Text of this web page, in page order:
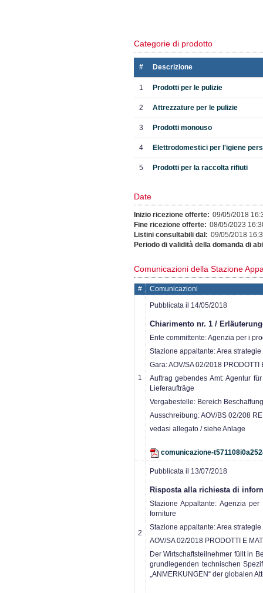
Categorie di prodotto
# Descrizione
1 Prodotti per le pulizie
2 Attrezzature per le pulizie
3 Prodotti monouso
4 Elettrodomestici per l'igiene
5 Prodotti per la raccolta rifiuti
Date
Inizio ricezione offerte: 09/05/2018
Fine ricezione offerte: 08/05/2023
Listini consultabili dal: 09/05/2018
Periodo di validità della domanda di
Comunicazioni della Stazione
# Comunicazioni
1
Pubblicata il 14/05/2018
Chiarimento nr. 1 /
Ente committente: Agenzia per i
Stazione appaltante: Area
Gara: AOV/SA 02/2018
Auftrag gebendes Amt: Agentur
Lieferaufträge
Vergabestelle: Bereich
Ausschreibung: AOV/BS 02/208
vedasi allegato / siehe Anlage
comunicazione-
2
Pubblicata il 13/07/2018
Risposta alla richiesta di
Stazione Appaltante: Agenzia
forniture
Stazione appaltante: Area
AOV/SA 02/2018 PRODOTTI E
Der Wirtschaftsteilnehmer füllt in
grundlegenden technischen
„ANMERKUNGEN“ der globalen